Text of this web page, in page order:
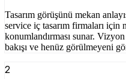
Tasarım görüşünü mekan
service iç tasarım firmaları
konumlandırması sunar.
bakışı ve henüz görülmeyeni
2